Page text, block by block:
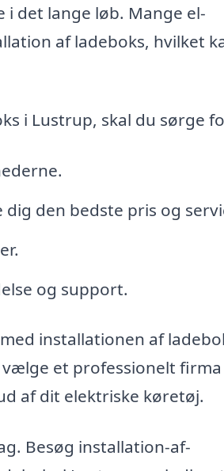
det lange løb. Mange el-
af ladeboks, hvilket
i Lustrup, skal du sørge
den bedste pris og
og support.
installationen af
et professionelt firma
af dit elektriske køretøj.
Besøg installation-af-